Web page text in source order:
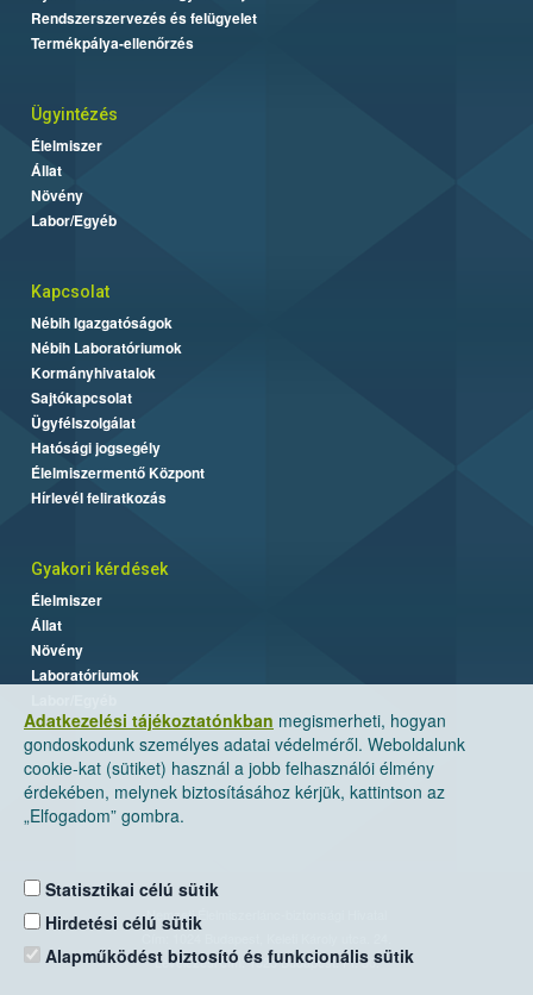
Adatkezelési tájékoztatónkban megismerheti, hogyan
gondoskodunk személyes adatai védelméről. Weboldalunk
cookie-kat (sütiket) használ a jobb felhasználói élmény
érdekében, melynek biztosításához kérjük, kattintson az
„Elfogadom” gombra.
Statisztikai célú sütik
Hirdetési célú sütik
Alapműködést biztosító és funkcionális sütik
Rendszerszervezés és felügyelet
Termékpálya-ellenőrzés
Ügyintézés
Élelmiszer
Állat
Növény
Labor/Egyéb
Kapcsolat
Nébih Igazgatóságok
Nébih Laboratóriumok
Kormányhivatalok
Sajtókapcsolat
Ügyfélszolgálat
Hatósági jogsegély
Élelmiszermentő Központ
Hírlevél feliratkozás
Gyakori kérdések
Élelmiszer
Állat
Növény
Laboratóriumok
Nemzeti Élelmiszerlánc-biztonsági Hivatal
Levelezési cím: 1525 Budapest. Pf. 30.